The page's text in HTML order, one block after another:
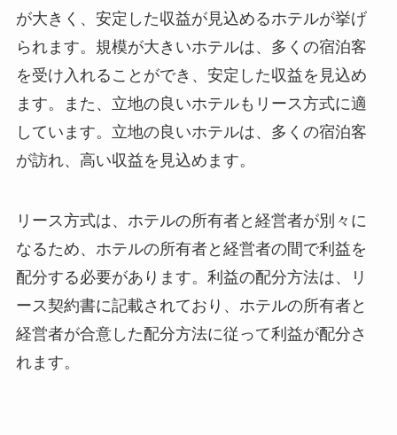
が大きく、安定した収益が見込めるホテルが挙げ
られます。規模が大きいホテルは、多くの宿泊客
を受け入れることができ、安定した収益を見込め
ます。また、立地の良いホテルもリース方式に適
しています。立地の良いホテルは、多くの宿泊客
が訪れ、高い収益を見込めます。
リース方式は、ホテルの所有者と経営者が別々に
なるため、 ホテルの所有者と経営者の間で利益を
配分する必要があります。利益の配分方法は、リ
ース契約書に記載されており、ホテルの所有者と
経営者が合意した配分方法に従って利益が配分さ
れます。